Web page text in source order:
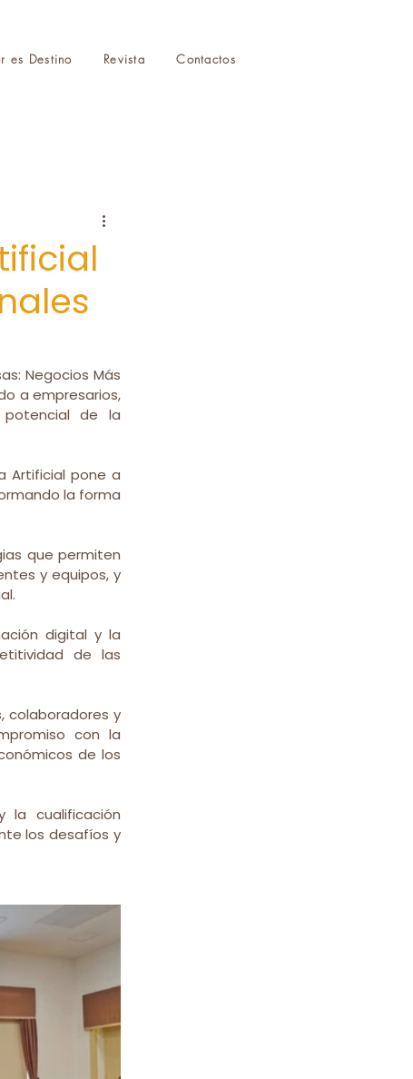
es Destino Revista Contactos
Negocios Más
a empresarios,
potencial de la
Artificial pone a
la forma
que permiten
y equipos, y
digital y la
de las
colaboradores y
con la
de los
la cualificación
los desafíos y